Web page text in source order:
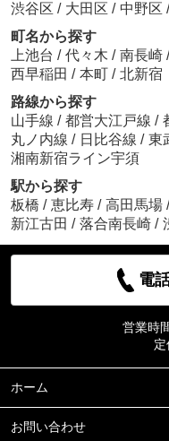
渋谷区 / 大田区 / 中野区 /
町名から探す
上池台 / 代々木 / 南長崎 /
西早稲田 / 本町 / 北新宿
路線から探す
山手線 / 都営大江戸線 /
丸ノ内線 / 日比谷線 / 東
湘南新宿ライン宇須
駅から探す
板橋 / 恵比寿 / 高田馬場 /
新江古田 / 落合南長崎 /
電
営業時
定
ホーム
お問い合わせ